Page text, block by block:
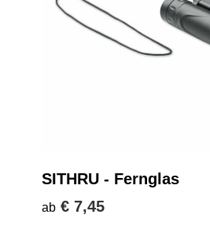
SITHRU - Fernglas
ab € 7,45